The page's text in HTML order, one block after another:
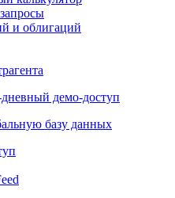
и облигаций
дневный демо-доступ
базу данных